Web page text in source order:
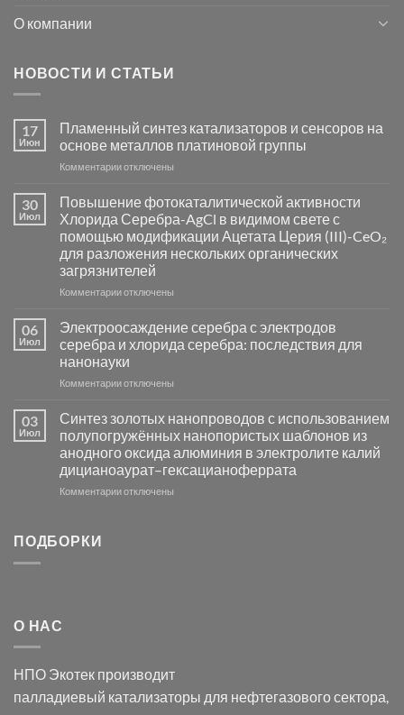
О компании
НОВОСТИ И СТАТЬИ
17
Июн
Пламенный синтез катализаторов и сенсоров на
основе металлов платиновой группы
Комментариик
Пламенный
синтез
катализаторов
и
сенсоров
на
основе
группы
отключены
30
Июл
Повышение фотокаталитической активности
Хлорида Серебра-AgCl в видимом свете с
помощью модификации Ацетата Церия (III)-CeO₂
для разложения нескольких органических
загрязнителей
Комментариик
фотокаталитической
активности
Хлорида
Серебра-
в
видимом
свете
с
помощью
модификации
отключены
06
Июл
Электроосаждение серебра с электродов
серебра и хлорида серебра: последствия для
нанонауки
Комментариик
серебра
с
электродов
серебра
и
отключены
03
Июл
Синтез золотых нанопроводов с использованием
полупогружённых нанопористых шаблонов из
анодного оксида алюминия в электролите калий
дицианоаурат–гексацианоферрата
Комментариик
оксида
в
отключены
ПОДБОРКИ
О НАС
НПО Экотек производит
палладиевый катализаторы для нефтегазового сектора,